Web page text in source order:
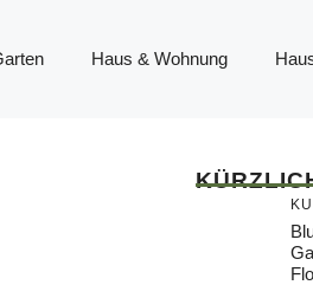
Haus & Wohnung